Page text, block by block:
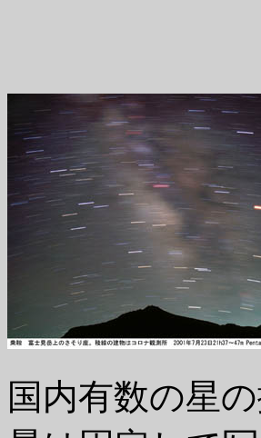
国内有数の星